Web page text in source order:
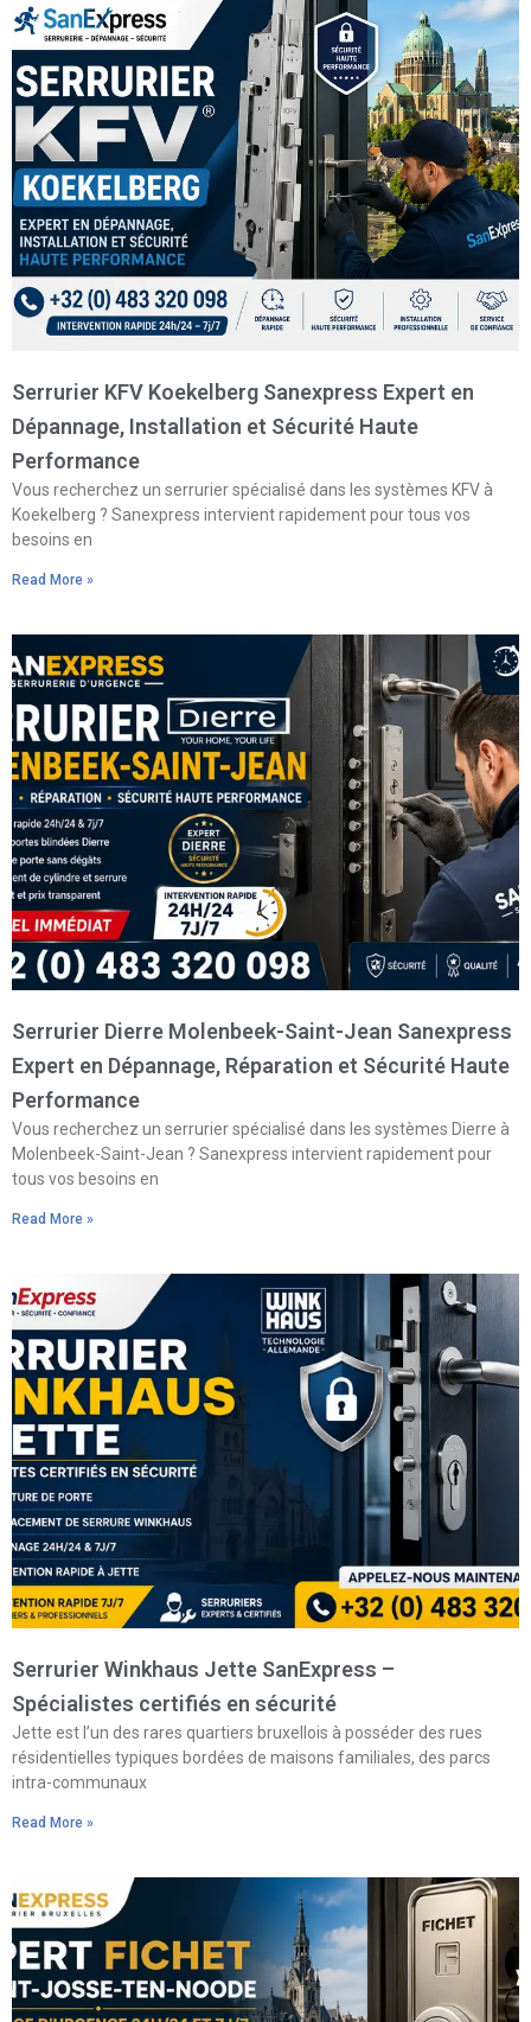
Serrurier KFV Koekelberg Sanexpress Expert en
Dépannage, Installation et Sécurité Haute
Performance
Vous recherchez un serrurier spécialisé dans les systèmes KFV à
Koekelberg ? Sanexpress intervient rapidement pour tous vos
besoins en
Read More »
Serrurier Dierre Molenbeek-Saint-Jean Sanexpress
Expert en Dépannage, Réparation et Sécurité Haute
Performance
Vous recherchez un serrurier spécialisé dans les systèmes Dierre à
Molenbeek-Saint-Jean ? Sanexpress intervient rapidement pour
tous vos besoins en
Read More »
Serrurier Winkhaus Jette SanExpress –
Spécialistes certifiés en sécurité
Jette est l’un des rares quartiers bruxellois à posséder des rues
résidentielles typiques bordées de maisons familiales, des parcs
intra-communaux
Read More »